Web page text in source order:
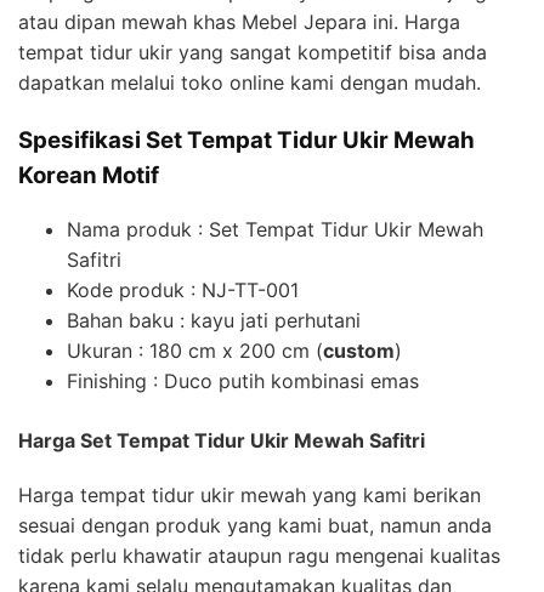
atau dipan mewah khas Mebel Jepara ini. Harga
tempat tidur ukir yang sangat kompetitif bisa anda
dapatkan melalui toko online kami dengan mudah.
Spesifikasi Set Tempat Tidur Ukir Mewah
Korean Motif
Nama produk : Set Tempat Tidur Ukir Mewah
Safitri
Kode produk : NJ-TT-001
Bahan baku : kayu jati perhutani
Ukuran : 180 cm x 200 cm (custom)
Finishing : Duco putih kombinasi emas
Harga Set Tempat Tidur Ukir Mewah Safitri
Harga tempat tidur ukir mewah yang kami berikan
sesuai dengan produk yang kami buat, namun anda
tidak perlu khawatir ataupun ragu mengenai kualitas
karena kami selalu mengutamakan kualitas dan